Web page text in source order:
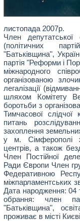
листопада 2007р.
Член
(політичних
"Батьківщина",
партія "Реформи і
міжнародного
організованою
легалізації
шляхом Комітету
боротьби з
Тимчасової слідчої
питань
захоплення
у м. Сімферополі
центрів, а також
Член Постійної
Ради Європи Член
Федеративною
міжпарламентських
Дата народження: 04
обрання: член
"Батьківщина",
проживає в місті